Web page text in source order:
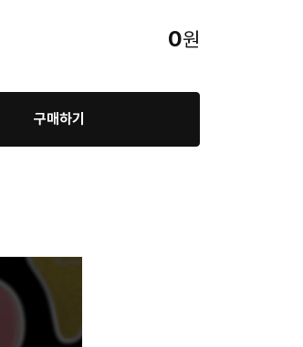
0원
구매하기